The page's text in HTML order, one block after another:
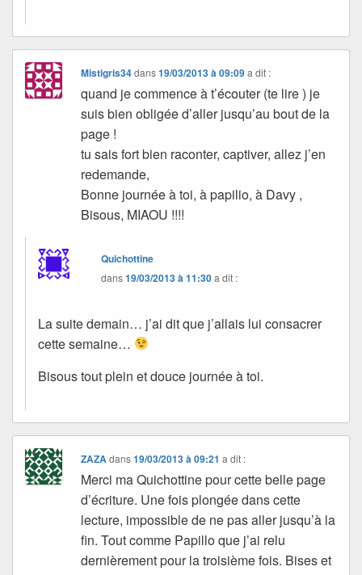
Mistigris34dans19/03/2013 à 09:09 a dit :
quand je commence à t’écouter (te lire ) je
suis bien obligée d’aller jusqu’au bout de la
page !
tu sais fort bien raconter, captiver, allez j’en
redemande,
Bonne journée à toi, à papilio, à Davy ,
Bisous, MIAOU !!!!
Quichottine
dans19/03/2013 à 11:30a dit :
La suite demain… j’ai dit que j’allais lui consacrer
cette semaine…
Bisous tout plein et douce journée à toi.
ZAZA dans19/03/2013 à 09:21 a dit :
Merci ma Quichottine pour cette belle page
d’écriture. Une fois plongée dans cette
lecture, impossible de ne pas aller jusqu’à la
fin. Tout comme Papillo que j’ai relu
dernièrement pour la troisième fois. Bises et